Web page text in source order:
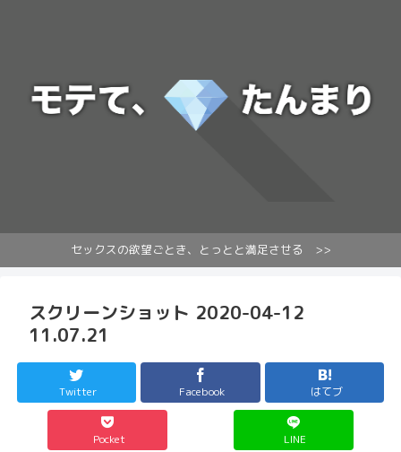
セックスの欲望ごとき、とっとと満足させる >>
スクリーンショット 2020-04-12
11.07.21
Twitter Facebook はてブ
Pocket LINE